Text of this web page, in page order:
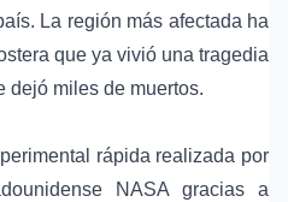
La región más afectada ha
que ya vivió una tragedia
dejó miles de muertos.
rápida realizada por
NASA gracias a